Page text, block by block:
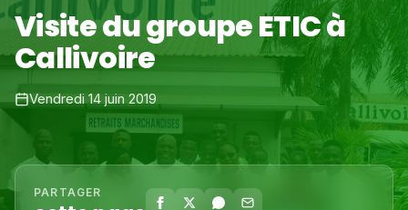
Visite du groupe ETIC à
Callivoire
Vendredi 14 juin 2019
PARTAGER